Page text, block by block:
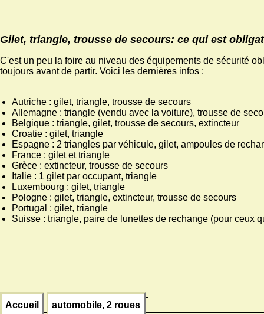
Gilet, triangle, trousse de secours: ce qui est
C'est un peu la foire au niveau des équipements de sécurité
toujours avant de partir. Voici les dernières infos :
Autriche : gilet, triangle, trousse de secours
Allemagne : triangle (vendu avec la voiture), trousse de
Belgique : triangle, gilet, trousse de secours, extincteur
Croatie : gilet, triangle
Espagne : 2 triangles par véhicule, gilet, ampoules de
France : gilet et triangle
Grèce : extincteur, trousse de secours
Italie : 1 gilet par occupant, triangle
Luxembourg : gilet, triangle
Pologne : gilet, triangle, extincteur, trousse de secours
Portugal : gilet, triangle
Suisse : triangle, paire de lunettes de rechange (pour ceux
Accueil
automobile, 2 roues